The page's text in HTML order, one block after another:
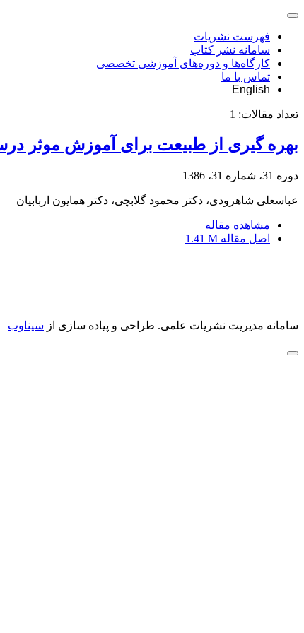
فهرست نشریات
سامانه نشر کتاب
کارگاه‌ها و دوره‌های آموزشی تخصصی
تماس با ما
English
تعداد مقالات: 1
بهره گیری از طبیعت برای آموزش موثر
دوره 31، شماره 31، 1386
عباسعلی شاهرودی، دکتر محمود گلابچی، دکتر همایون اربابیان
مشاهده مقاله
اصل مقاله 1.41 M
سامانه مدیریت نشریات علمی. طراحی و پیاده سازی از سیناوب